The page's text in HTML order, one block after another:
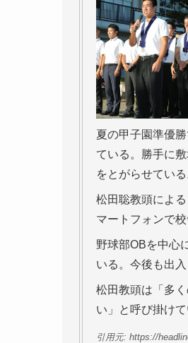
夏の甲子園準優
ている。勝手に
をとがらせている
松田聡教頭によ
マートフォンで
野球部OBを中心
いる。今後も出
松田教頭は「多
い」と呼び掛けて
引用元: https://